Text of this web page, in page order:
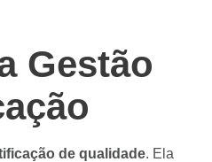
Gestão
de qualidade. Ela